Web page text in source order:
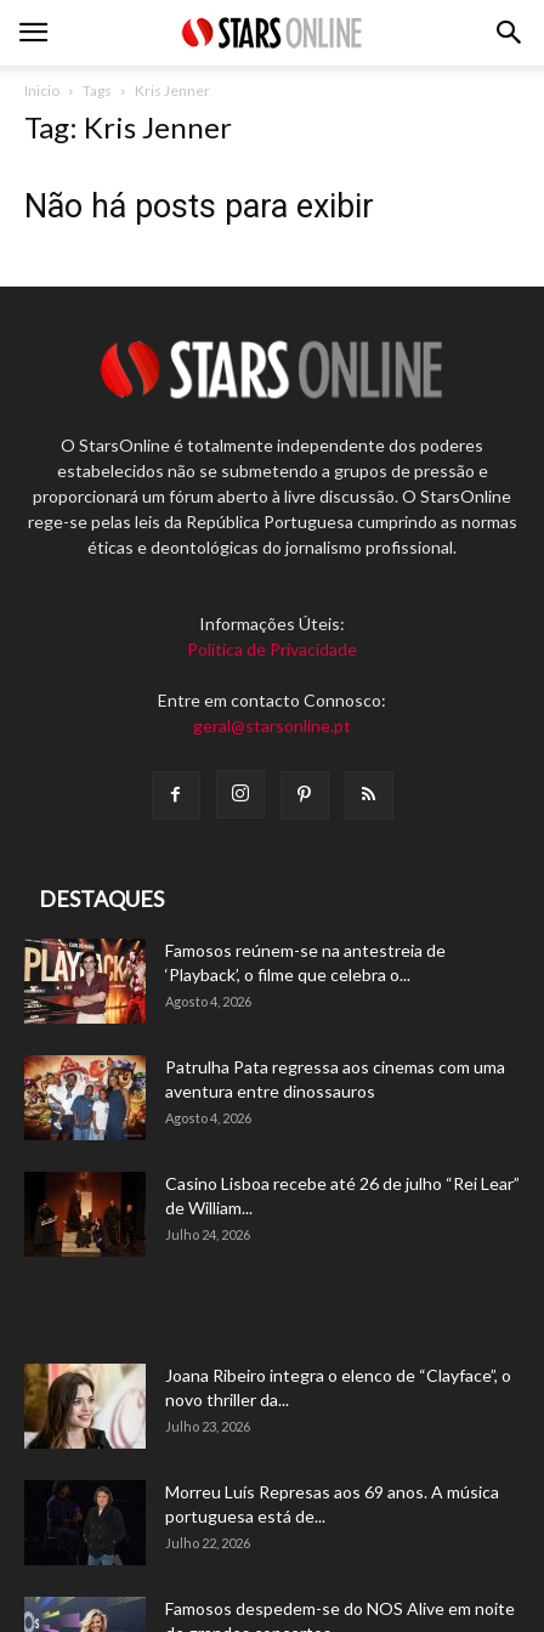
Inicio Tags Kris Jenner
Tag: Kris Jenner
Não há posts para exibir
O StarsOnline é totalmente independente dos poderes
estabelecidos não se submetendo a grupos de pressão e
proporcionará um fórum aberto à livre discussão. O StarsOnline
rege-se pelas leis da República Portuguesa cumprindo as normas
éticas e deontológicas do jornalismo profissional.
Informações Úteis:
Política de Privacidade
Entre em contacto Connosco:
geral@starsonline.pt
DESTAQUES
Famosos reúnem-se na antestreia de
‘Playback’, o filme que celebra o...
Agosto 4, 2026
Patrulha Pata regressa aos cinemas com uma
aventura entre dinossauros
Agosto 4, 2026
Casino Lisboa recebe até 26 de julho “Rei Lear”
de William...
Julho 24, 2026
Joana Ribeiro integra o elenco de “Clayface”, o
novo thriller da...
Julho 23, 2026
Morreu Luís Represas aos 69 anos. A música
portuguesa está de...
Julho 22, 2026
Famosos despedem-se do NOS Alive em noite